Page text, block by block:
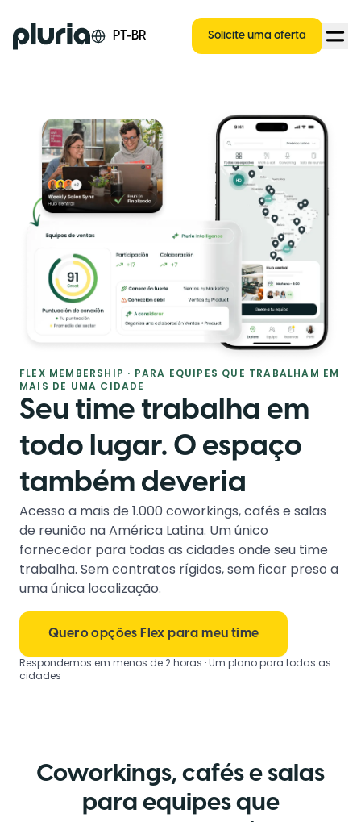
Logo Pluria PT-BR Solicite uma oferta
FLEX MEMBERSHIP · PARA EQUIPES QUE TRABALHAM EM
MAIS DE UMA CIDADE
Seu time trabalha em
todo lugar. O espaço
também deveria
Acesso a mais de 1.000 coworkings, cafés e salas
de reunião na América Latina. Um único
fornecedor para todas as cidades onde seu time
trabalha. Sem contratos rígidos, sem ficar preso a
uma única localização.
Quero opções Flex para meu time
Respondemos em menos de 2 horas · Um plano para todas as
cidades
Coworkings, cafés e salas
para equipes que